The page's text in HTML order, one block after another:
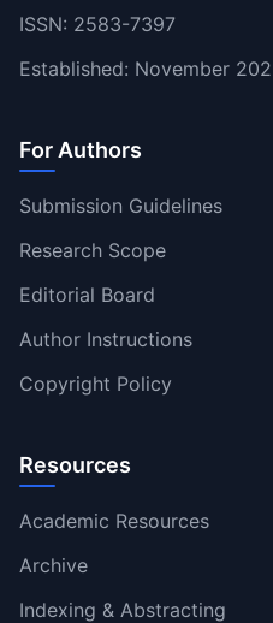
ISSN: 2583-7397
Established: November
For Authors
Submission Guidelines
Research Scope
Editorial Board
Author Instructions
Copyright Policy
Resources
Academic Resources
Archive
Indexing & Abstracting